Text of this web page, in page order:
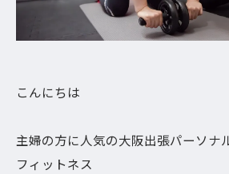
こんにちは
主婦の方に人気の大阪出張パーソ
フィットネス